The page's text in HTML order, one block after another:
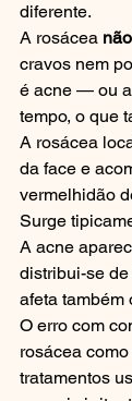
diferente.
A rosácea
cravos nem
é acne — ou
tempo, o que
A rosácea
da face e
vermelhidão
Surge
A acne
distribui-se
afeta também
O erro com
rosácea
tratamentos